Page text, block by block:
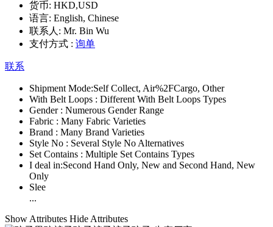
货币: HKD,USD
语言: English, Chinese
联系人: Mr. Bin Wu
支付方式 : 询单
联系
Shipment Mode:Self Collect, Air%2FCargo, Other
With Belt Loops : Different With Belt Loops Types
Gender : Numerous Gender Range
Fabric : Many Fabric Varieties
Brand : Many Brand Varieties
Style No : Several Style No Alternatives
Set Contains : Multiple Set Contains Types
I deal in:Second Hand Only, New and Second Hand, New
Only
Slee
...
Show Attributes Hide Attributes